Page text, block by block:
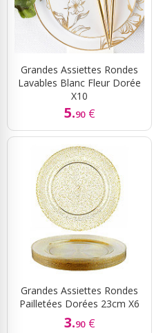
Grandes Assiettes Rondes
Lavables Blanc Fleur Dorée
X10
5.90 €
Grandes Assiettes Rondes
Pailletées Dorées 23cm X6
3.90 €